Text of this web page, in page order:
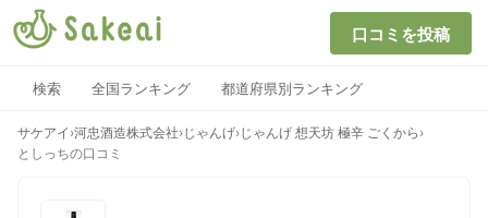
口コミを投稿
検索 全国ランキング 都道府県別ランキング
サケアイ ›河忠酒造株式会社›じゃんげ›じゃんげ 想天坊 極辛 ごくから ›
としっちの口コミ